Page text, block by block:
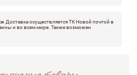
Доставка осуществляется ТК Новой почтой в
и во всем мире. Также возможен